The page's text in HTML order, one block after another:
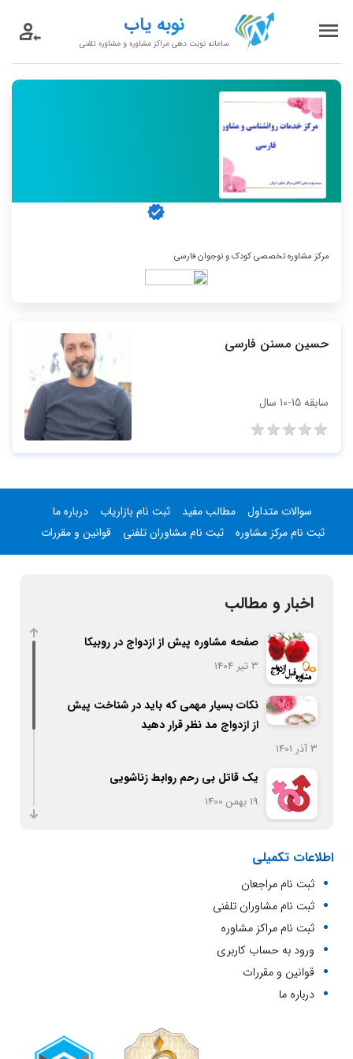
نوبه یاب
سامانه نوبت دهی مراکز مشاوره و مشاوره تلفنی
مرکز مشاوره تخصصی کودک و نوجوان فارسی
حسین مسنن فارسی
سابقه 15-10 سال
سوالات متداول مطالب مفید ثبت نام بازاریاب
درباره ما
ثبت نام مرکز مشاوره
ثبت نام مشاوران تلفنی قوانین و مقررات
اخبار و مطالب
صفحه مشاوره پیش از ازدواج در روبیکا
3 تیر 1404
نکات بسیار مهمی که باید در شناخت پیش
از ازدواج مد نظر قرار دهید
3 آذر 1401
یک قاتل بی رحم روابط زناشویی
19 بهمن 1400
20 بهمن 1400
ازدواج و معیارهای انتخاب همسر
20 بهمن 1400
مشاوره تلفنی در نوبه یاب
19 بهمن 1400
اطلاعات تکمیلی
ثبت نام مراجعان
ثبت نام مشاوران تلفنی
ثبت نام مراکز مشاوره
ورود به حساب کاربری
قوانین و مقررات
درباره ما